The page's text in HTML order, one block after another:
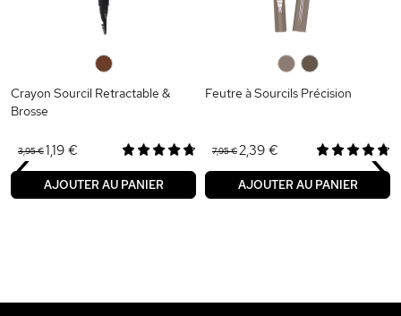
Crayon Sourcil Retractable &
Brosse
3,95 €1,19 €
AJOUTER AU PANIER
Feutre à Sourcils Précision
7,95 €2,39 €
AJOUTER AU PANIER
‹ ›